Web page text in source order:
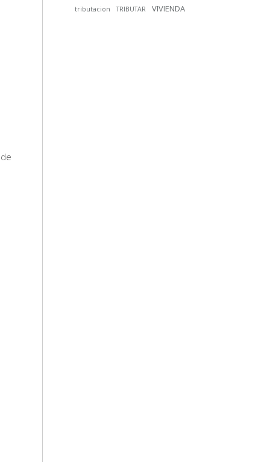
tributacion
TRIBUTAR VIVIENDA